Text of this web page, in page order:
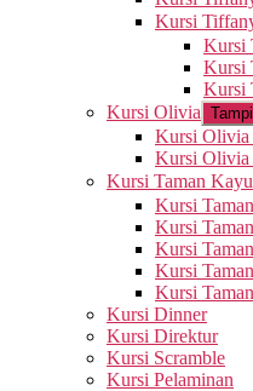
Kursi
Kursi
Kursi
Kursi
Kursi Olivia
Kursi Olivia
Kursi
Kursi Taman Kayu
Kursi
Kursi
Kursi
Kursi
Kursi
Kursi Dinner
Kursi Direktur
Kursi Scramble
Kursi Pelaminan